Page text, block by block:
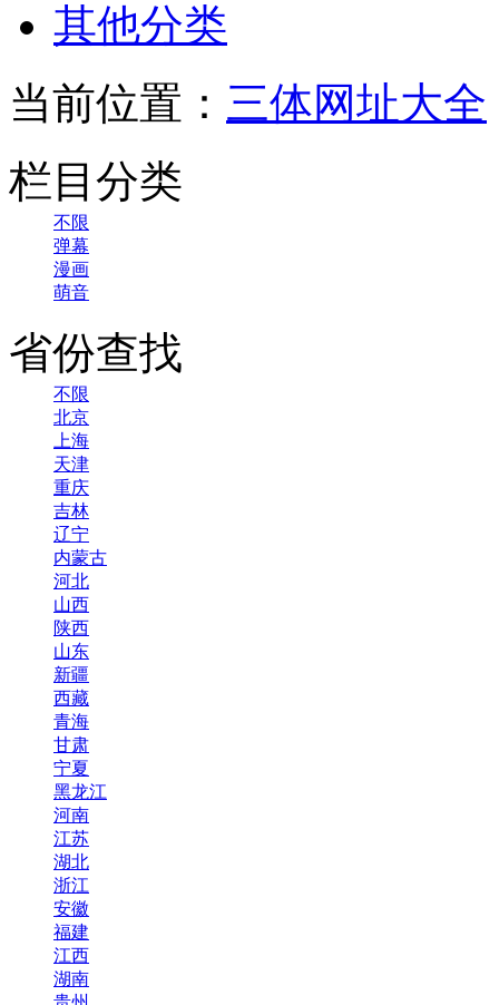
其他分类
当前位置： 三体网址大全
栏目分类
不限
弹幕
漫画
萌音
省份查找
不限
北京
上海
天津
重庆
吉林
辽宁
内蒙古
河北
山西
陕西
山东
新疆
西藏
青海
甘肃
宁夏
黑龙江
河南
江苏
湖北
浙江
安徽
福建
江西
湖南